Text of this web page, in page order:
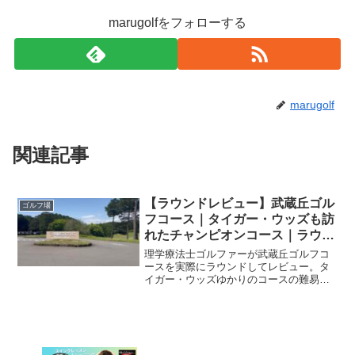
marugolfをフォローする
marugolf
関連記事
ゴルフ場
【ラウンドレビュー】武蔵丘ゴル
フコース｜タイガー・ウッズも訪
れたチャンピオンコース｜ラウン
ド記録
理学療法士ゴルファーが武蔵丘ゴルフコ
ースを実際にラウンドしてレビュー。タ
イガー・ウッズゆかりのコースの難易